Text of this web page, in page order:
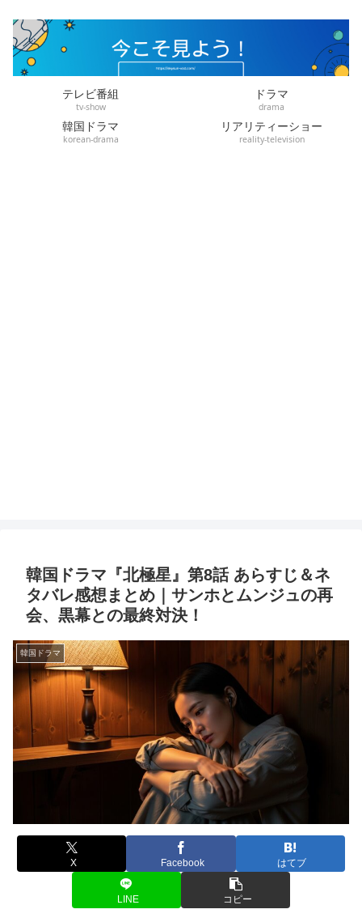
テレビ番組
tv-show
ドラマ
drama
韓国ドラマ
korean-drama
リアリティーショー
reality-television
韓国ドラマ『北極星』第8話 あらすじ＆ネ
タバレ感想まとめ｜サンホとムンジュの再
会、黒幕との最終対決！
韓国ドラマ
X Facebook はてブ
LINE コピー